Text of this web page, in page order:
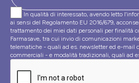
In qualità di interessato, avendo letto
ai sensi del Regolamento EU 2016/679,
trattamento dei miei dati personali per finalità
Farmasave, tra cui invio di comunicazioni
telematiche - quali ad es. newsletter ed e-mail
commerciali - e modalità tradizionali, quali ad